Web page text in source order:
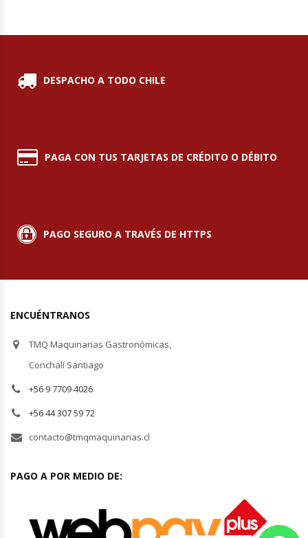
Vitrinas Refrigeradas
DESPACHO A TODO CHILE
PAGA CON TUS TARJETAS DE CRÉDITO O DÉBITO
PAGO SEGURO A TRAVÉS DE HTTPS
ENCUÉNTRANOS
TMQ Maquinarias Gastronómicas,
Conchalí Santiago
+56 9 7709 4026
+56 44 307 59 72
contacto@tmqmaquinarias.cl
PAGO A POR MEDIO DE: